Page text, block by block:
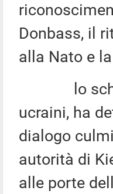
Donbass, il
alla Nato e
lo
ucraini, ha
dialogo
autorità di
alle porte